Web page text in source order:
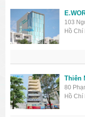
103
Hồ Chí
Thiên
80
Hồ Chí